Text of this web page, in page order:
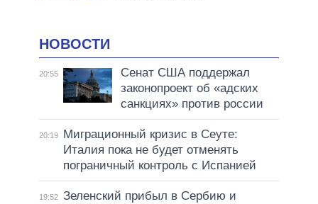
НОВОСТИ
20:55
Сенат США поддержал
законопроект об «адских
санкциях» против россии
20:19
Миграционный кризис в Сеуте:
Италия пока не будет отменять
пограничный контроль с Испанией
19:52 Зеленский прибыл в Сербию и